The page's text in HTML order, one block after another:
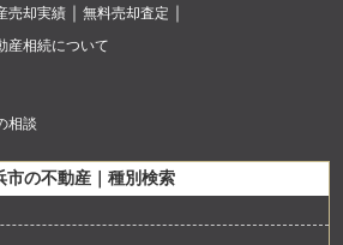
売却実績
無料売却査定
産相続について
相談
市の不動産｜種別検索